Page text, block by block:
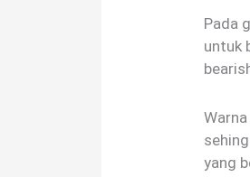
Pada
untuk
yang